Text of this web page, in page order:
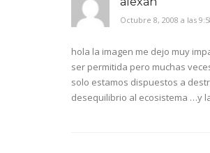
Octubre 8, 2008 a las
hola la imagen me dejo muy
ser permitida pero muchas
solo estamos dispuestos a
desequilibrio al ecosistema …y